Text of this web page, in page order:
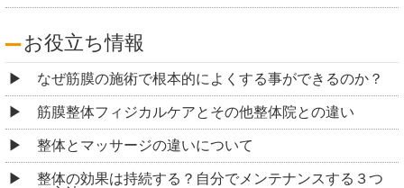
お役立ち情報
なぜ筋膜の施術で根本的によくする事ができるのか？
筋膜整体フィジカルケアとその他整体院との違い
整体とマッサージの違いについて
整体の効果は持続する？自分でメンテナンスする３つ